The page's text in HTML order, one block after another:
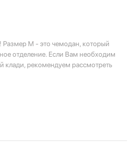
Размер М - это чемодан, который
отделение. Если Вам необходим
клади, рекомендуем рассмотреть